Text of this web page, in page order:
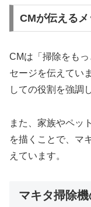
CMが伝える
CMは「掃除をも
セージを伝えてい
しての役割を強調
また、家族やペッ
を描くことで、マ
えています。
マキタ掃除